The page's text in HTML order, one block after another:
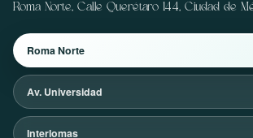
Roma Norte, Calle Querétaro 144, Ciudad de
Roma Norte
Av. Universidad
Interlomas